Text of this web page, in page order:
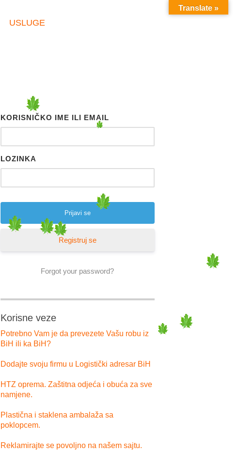
USLUGE
KORISNIČKO IME ILI EMAIL
LOZINKA
Registruj se
Forgot your password?
Korisne veze
Potrebno Vam je da prevezete Vašu robu iz
BiH ili ka BiH?
Dodajte svoju firmu u Logistički adresar BiH
HTZ oprema. Zaštitna odjeća i obuća za sve
namjene.
Plastična i staklena ambalaža sa
poklopcem.
Reklamirajte se povoljno na našem sajtu.
Translate »